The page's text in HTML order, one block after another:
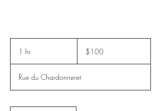
1 hr
dollars$100
Rue du Chardonneret